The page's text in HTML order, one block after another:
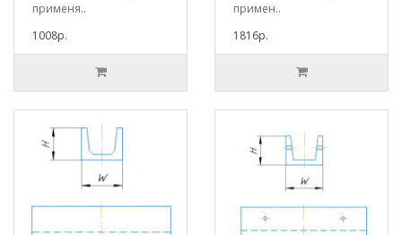
применя..
1008р.
примен..
1816р.